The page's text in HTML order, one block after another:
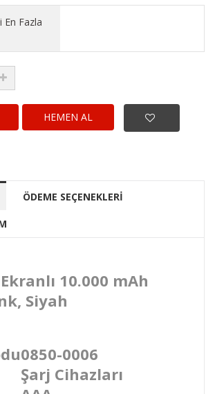
En Fazla
HEMEN AL
ÖDEME SEÇENEKLERİ
10.000 mAh
Siyah
0850-0006
Şarj Cihazları